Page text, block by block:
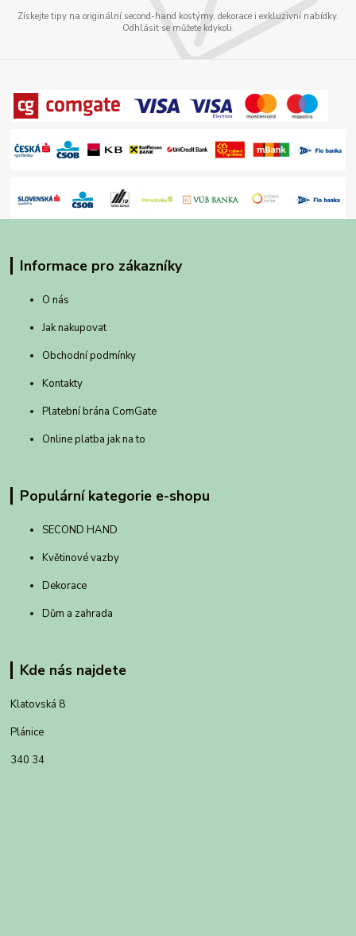
Získejte tipy na originální second-hand kostýmy, dekorace i exkluzivní nabídky.
Odhlásit se můžete kdykoli.
Informace pro zákazníky
O nás
Jak nakupovat
Obchodní podmínky
Kontakty
Platební brána ComGate
Online platba jak na to
Populární kategorie e-shopu
SECOND HAND
Květinové vazby
Dekorace
Dům a zahrada
Kde nás najdete
Klatovská 8
Plánice
340 34